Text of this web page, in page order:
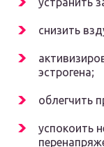
снизить
эстрогена;
облегчить
успокоить